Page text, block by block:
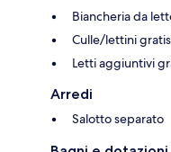
Biancheria da
Culle/lettini gratis
Letti aggiuntivi
Arredi
Salotto separato